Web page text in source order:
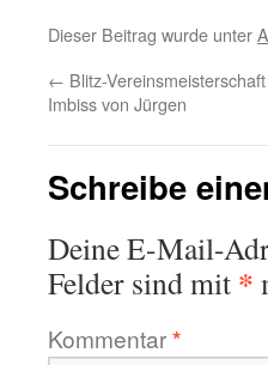
Dieser Beitrag wurde unter
← Blitz-
Imbiss von Jürgen
Schreibe
Deine E-Mail-
Felder sind mit *
Kommentar*